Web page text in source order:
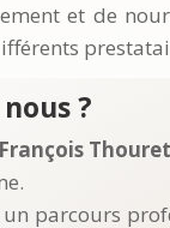
et de
?
François
parcours